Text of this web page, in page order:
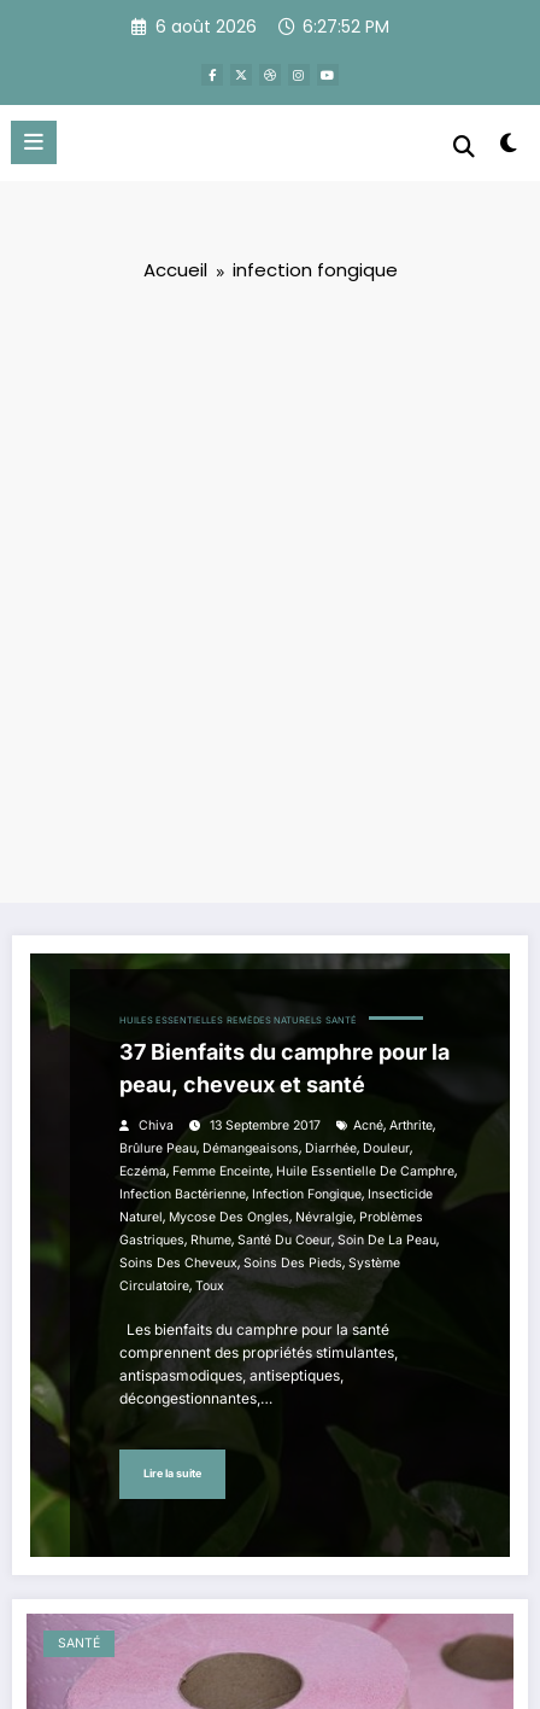
6 août 2026 6:27:52 PM
Accueil infection fongique
HUILES ESSENTIELLES REMÈDES NATURELS SANTÉ
37 Bienfaits du camphre pour la
peau, cheveux et santé
Chiva 13 Septembre 2017 Acné, Arthrite,
Brûlure Peau, Démangeaisons, Diarrhée, Douleur,
Eczéma, Femme Enceinte, Huile Essentielle De Camphre,
Infection Bactérienne, Infection Fongique, Insecticide
Naturel, Mycose Des Ongles, Névralgie, Problèmes
Gastriques, Rhume, Santé Du Coeur, Soin De La Peau,
Soins Des Cheveux, Soins Des Pieds, Système
Circulatoire, Toux
Les bienfaits du camphre pour la santé
comprennent des propriétés stimulantes,
antispasmodiques, antiseptiques,
décongestionnantes,…
Lire la suite
SANTÉ